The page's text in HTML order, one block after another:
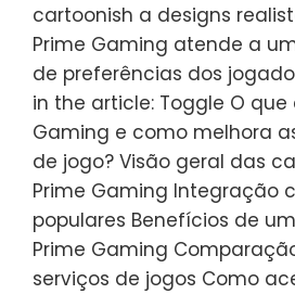
cartoonish a designs
Prime Gaming atende a
de preferências dos
in the article: Toggle O que
Gaming e como melhora
de jogo? Visão geral das
Prime Gaming Integração
populares Benefícios de
Prime Gaming
serviços de jogos Como